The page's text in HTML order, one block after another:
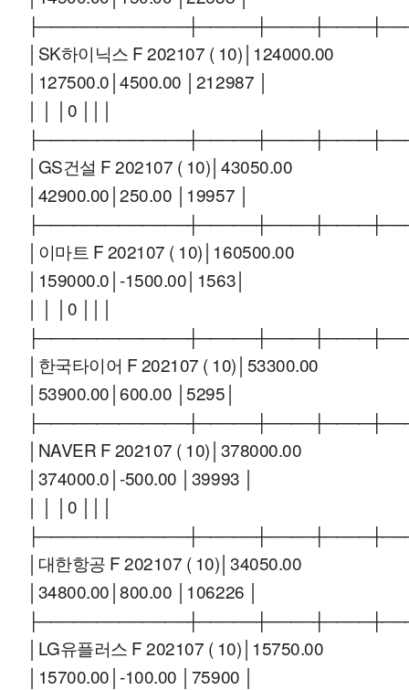
│SK하이닉스 F 202107 ( 10)│124000.00
│127500.0│4500.00 │212987 │
│ │ │0 │││
│GS건설 F 202107 ( 10)│43050.00
│42900.00│250.00 │19957 │
│이마트 F 202107 ( 10)│160500.00
│159000.0│-1500.00│1563│
│ │ │0 │││
│한국타이어 F 202107 ( 10)│53300.00
│53900.00│600.00 │5295│
│NAVER F 202107 ( 10)│378000.00
│374000.0│-500.00 │39993 │
│ │ │0 │││
│대한항공 F 202107 ( 10)│34050.00
│34800.00│800.00 │106226 │
│LG유플러스 F 202107 ( 10)│15750.00
│15700.00│-100.00 │75900 │